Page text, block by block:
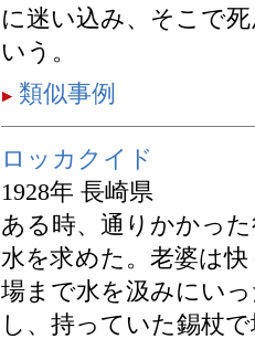
に迷い込み、そこで
いう。
類似事例
ロッカクイド
1928年 長崎県
ある時、通りかかっ
水を求めた。老婆は
場まで水を汲みにい
し、持っていた錫杖